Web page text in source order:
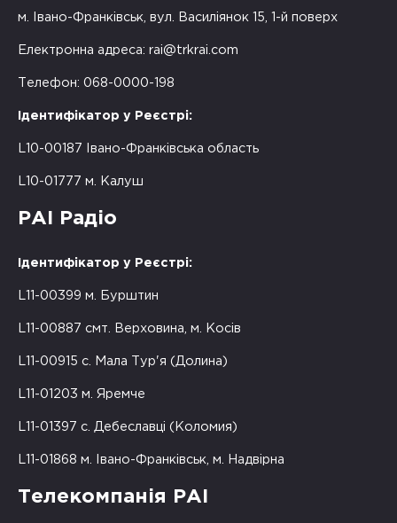
м. Івано-Франківськ, вул. Василіянок 15, 1-й поверх
Електронна адреса: rai@trkrai.com
Телефон: 068-0000-198
Ідентифікатор у Реєстрі:
L10-00187 Івано-Франківська область
L10-01777 м. Калуш
РАІ Радіо
Ідентифікатор у Реєстрі:
L11-00399 м. Бурштин
L11-00887 смт. Верховина, м. Косів
L11-00915 с. Мала Тур'я (Долина)
L11-01203 м. Яремче
L11-01397 с. Дебеславці (Коломия)
L11-01868 м. Івано-Франківськ, м. Надвірна
Телекомпанія РАІ